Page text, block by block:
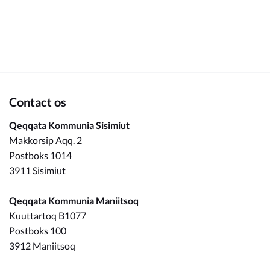
Contact os
Qeqqata Kommunia Sisimiut
Makkorsip Aqq. 2
Postboks 1014
3911 Sisimiut
Qeqqata Kommunia Maniitsoq
Kuuttartoq B1077
Postboks 100
3912 Maniitsoq